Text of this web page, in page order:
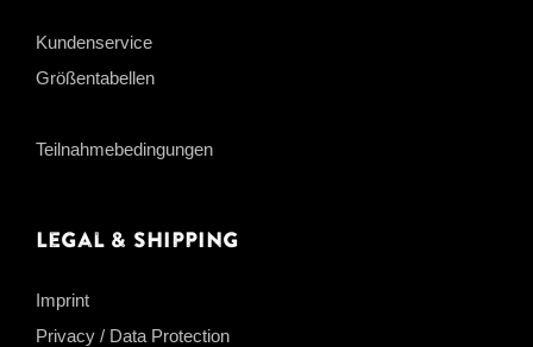
Kundenservice
Größentabellen
Teilnahmebedingungen
Legal & Shipping
Imprint
Privacy / Data Protection